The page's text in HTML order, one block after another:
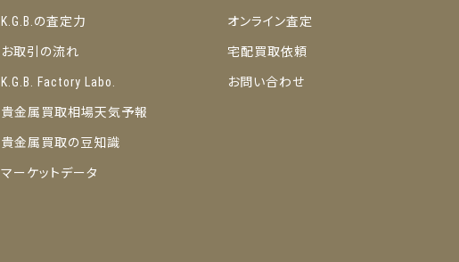
K.G.B.の査定力
お取引の流れ
K.G.B. Factory Labo.
貴金属買取相場天気予報
貴金属買取の豆知識
マーケットデータ
オンライン査定
宅配買取依頼
お問い合わせ